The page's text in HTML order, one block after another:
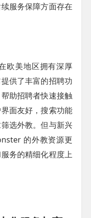
服务保障方面存在
欧美地区拥有深厚
供了丰富的招聘功
助招聘者快速接触
面友好，搜索功能
选外教。但与新兴
的外教资源更
务的精细化程度上